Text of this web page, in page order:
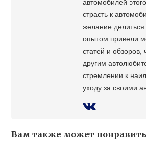
страсть к
желание
опытом привели
статей и
другим
стремлении к
уходу за своими
Вам также может